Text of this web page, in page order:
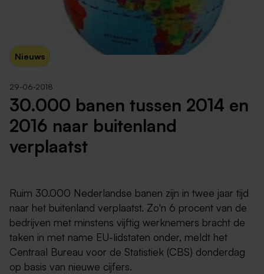
Nieuws
29-06-2018
30.000 banen tussen 2014 en
2016 naar buitenland
verplaatst
Ruim 30.000 Nederlandse banen zijn in twee jaar tijd
naar het buitenland verplaatst. Zo'n 6 procent van de
bedrijven met minstens vijftig werknemers bracht de
taken in met name EU-lidstaten onder, meldt het
Centraal Bureau voor de Statistiek (CBS) donderdag
op basis van nieuwe cijfers.